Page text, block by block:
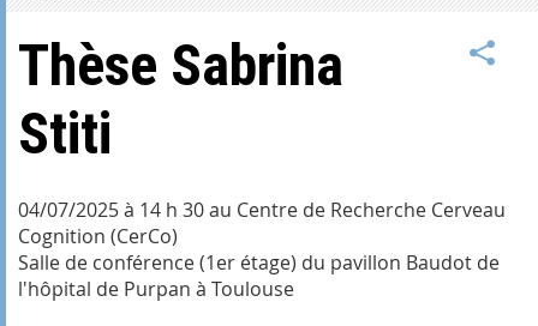
Thèse Sabrina
Stiti
04/07/2025 à 14 h 30 au Centre de Recherche Cerveau
Cognition (CerCo)
Salle de conférence (1er étage) du pavillon Baudot de
l'hôpital de Purpan à Toulouse